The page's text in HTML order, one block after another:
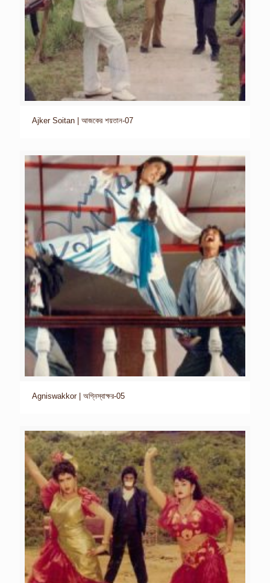
Ajker Soitan | আজকের শয়তান-07
Agniswakkor | অগ্নিস্বাক্ষর-05